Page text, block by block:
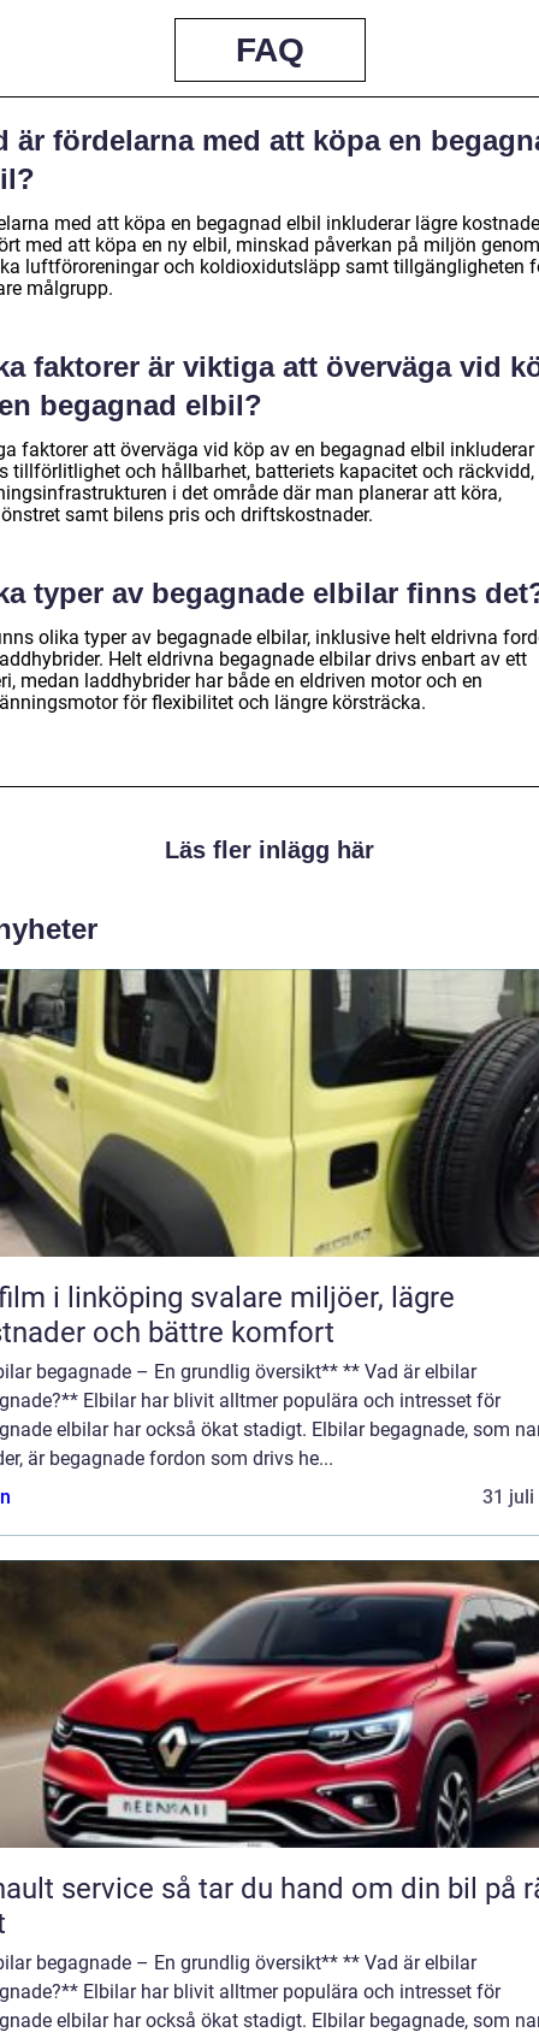
FAQ
är fördelarna med att köpa en
med att köpa en begagnad elbil inkluderar lägre
med att köpa en ny elbil, minskad påverkan på miljön
luftföroreningar och koldioxidutsläpp samt tillgängligheten
målgrupp.
faktorer är viktiga att överväga vid
begagnad elbil?
faktorer att överväga vid köp av en begagnad elbil inkluderar
tillförlitlighet och hållbarhet, batteriets kapacitet och räckvidd,
i det område där man planerar att köra,
samt bilens pris och driftskostnader.
typer av begagnade elbilar finns
olika typer av begagnade elbilar, inklusive helt eldrivna
Helt eldrivna begagnade elbilar drivs enbart av ett
medan laddhybrider har både en eldriven motor och en
för flexibilitet och längre körsträcka.
Läs fler inlägg här
svalare miljöer, lägre
och bättre komfort
begagnade – En grundlig översikt** ** Vad är elbilar
Elbilar har blivit alltmer populära och intresset för
elbilar har också ökat stadigt. Elbilar begagnade, som
är begagnade fordon som drivs he...
31 juli
så tar du hand om din bil på rätt
begagnade – En grundlig översikt** ** Vad är elbilar
Elbilar har blivit alltmer populära och intresset för
elbilar har också ökat stadigt. Elbilar begagnade, som